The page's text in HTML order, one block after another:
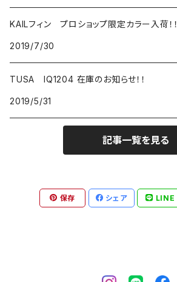
KAILフィン プロショップ限定カラー入荷！！
2019/7/30
TUSA IQ1204 在庫のお知らせ！！
2019/5/31
記事一覧を見る
保存 シェア LINE